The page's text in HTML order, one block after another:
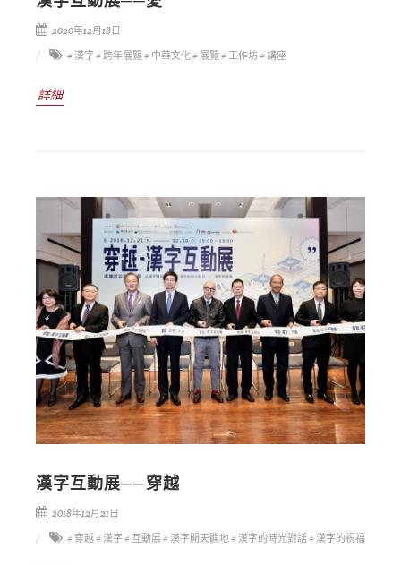
2020年12月18日
# 漢字 # 跨年展覽# 中華文化# 展覽# 工作坊# 講座
詳細
漢字互動展──穿越
2018年12月21日
# 穿越# 漢字 # 互動展# 漢字開天闢地# 漢字的時光對話# 漢字的祝福